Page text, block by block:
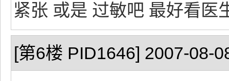
紧张 或是 过敏吧 最好看医
[第6楼 PID1646] 2007-08-